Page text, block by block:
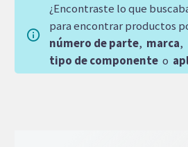
¿Encontraste lo que
para encontrar productos
número de parte, marca,
tipo de componente o